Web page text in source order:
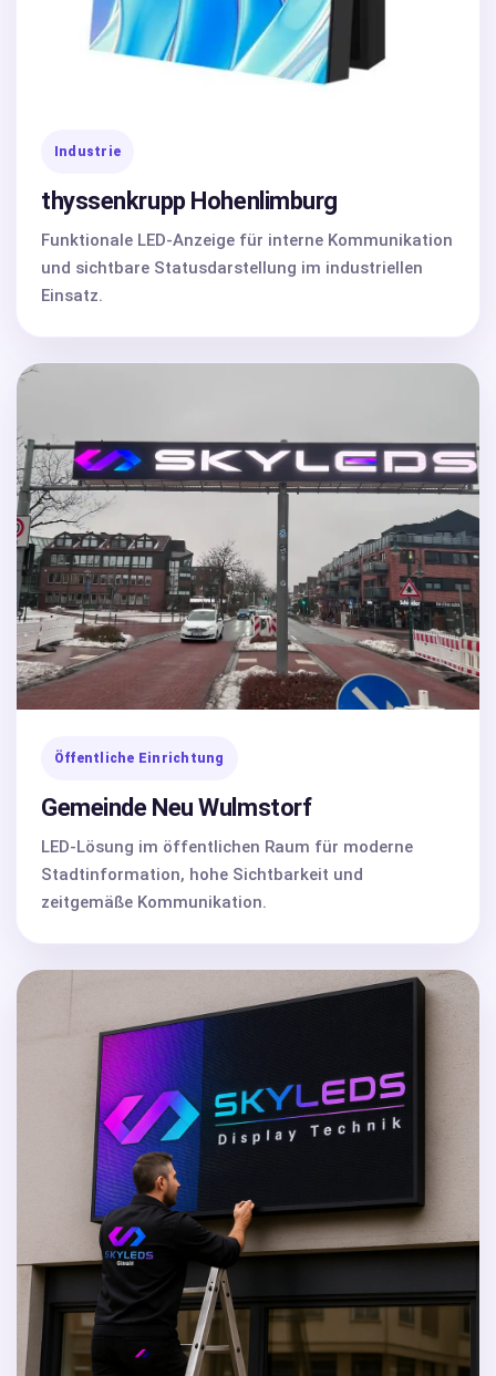
Industrie
thyssenkrupp Hohenlimburg
Funktionale LED-Anzeige für interne Kommunikation
und sichtbare Statusdarstellung im industriellen
Einsatz.
Öffentliche Einrichtung
Gemeinde Neu Wulmstorf
LED-Lösung im öffentlichen Raum für moderne
Stadtinformation, hohe Sichtbarkeit und
zeitgemäße Kommunikation.